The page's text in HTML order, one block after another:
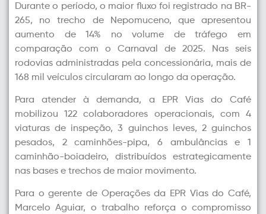
Durante o período, o maior fluxo foi registrado na BR-
265, no trecho de Nepomuceno, que apresentou
aumento de 14% no volume de tráfego em
comparação com o Carnaval de 2025. Nas seis
rodovias administradas pela concessionária, mais de
168 mil veículos circularam ao longo da operação.
Para atender à demanda, a EPR Vias do Café
mobilizou 122 colaboradores operacionais, com 4
viaturas de inspeção, 3 guinchos leves, 2 guinchos
pesados, 2 caminhões-pipa, 6 ambulâncias e 1
caminhão-boiadeiro, distribuídos estrategicamente
nas bases e trechos de maior movimento.
Para o gerente de Operações da EPR Vias do Café,
Marcelo Aguiar, o trabalho reforça o compromisso